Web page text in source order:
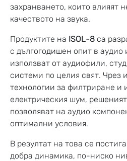
захранването, които влияят
качеството на звука.
Продуктите на ISOL-8 са
с дългогодишен опит в аудио
използват от аудиофили,
системи по целия свят. Чрез
технологии за филтриране и
електрическия шум,
позволяват на аудио
оптимални условия.
В резултат на това се
добра динамика, по-ниско